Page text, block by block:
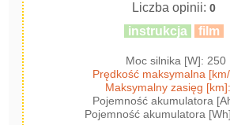
Liczba opinii:0
instrukcja film
Moc silnika [W]: 250
Prędkość maksymalna
Maksymalny zasięg
Pojemność akumulatora
Pojemność akumulatora